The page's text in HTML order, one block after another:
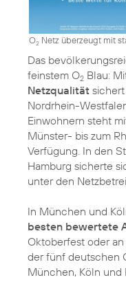
O2 Netz überzeugt mit
Das
feinstem O2 Blau:
Netzqualität
Nordrhein-
Einwohnern steht
Münster- bis zum
Verfügung. In den
Hamburg sicherte
unter den
In München und
besten bewertete
Oktoberfest oder an
der fünf deutschen